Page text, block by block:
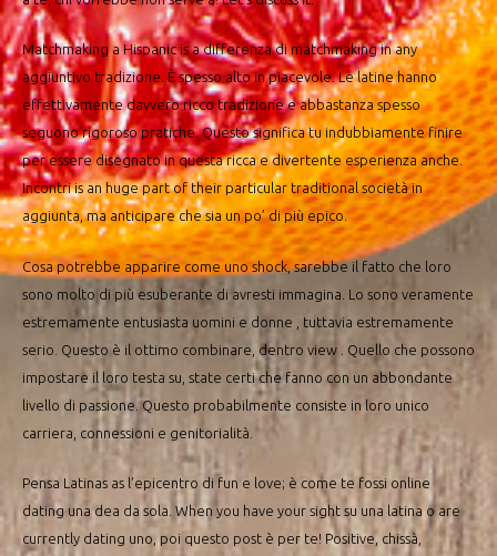
Matchmaking a Hispanic is a differenza di matchmaking in any
aggiuntivo tradizione. È spesso alto in piacevole. Le latine hanno
effettivamente davvero ricco tradizione e abbastanza spesso
seguono rigoroso pratiche. Questo significa tu indubbiamente finire
per essere disegnato in questa ricca e divertente esperienza anche.
Incontri is an huge part of their particular traditional società in
aggiunta, ma anticipare che sia un po’ di più epico.
Cosa potrebbe apparire come uno shock, sarebbe il fatto che loro
sono molto di più esuberante di avresti immagina. Lo sono veramente
estremamente entusiasta uomini e donne , tuttavia estremamente
serio. Questo è il ottimo combinare, dentro view . Quello che possono
impostare il loro testa su, state certi che fanno con un abbondante
livello di passione. Questo probabilmente consiste in loro unico
carriera, connessioni e genitorialità.
Pensa Latinas as l’epicentro di fun e love; è come te fossi online
dating una dea da sola. When you have your sight su una latina o are
currently dating uno, poi questo post è per te! Positive, chissà,